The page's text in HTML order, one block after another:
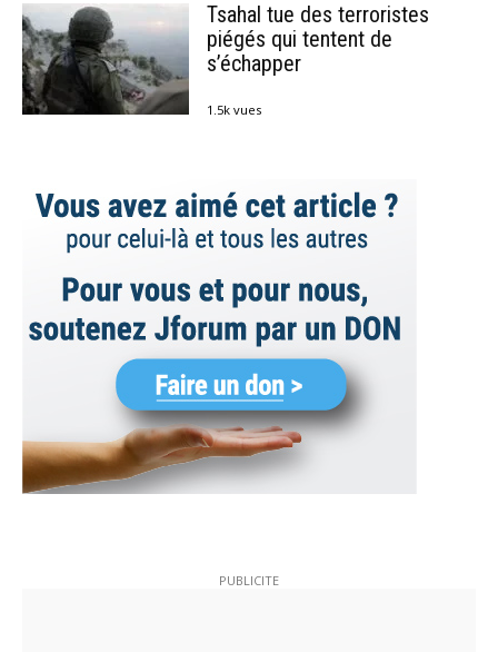
Tsahal tue des terroristes
piégés qui tentent de
s’échapper
1.5k vues